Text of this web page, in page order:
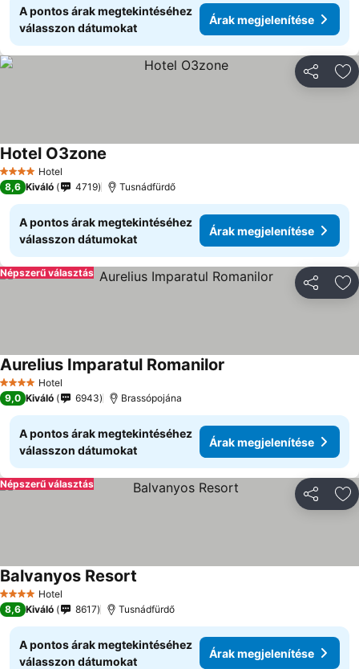
A pontos árak megtekintéséhez
válasszon dátumokat
Árak megjelenítése
4 KategóriaHotel
Hotel O3zone
8,6 Kiváló 4719 Tusnádfürdő
A pontos árak megtekintéséhez
válasszon dátumokat
Árak megjelenítése
Népszerű választás
4 KategóriaHotel
Aurelius Imparatul Romanilor
9,0 Kiváló 6943 Brassópojána
A pontos árak megtekintéséhez
válasszon dátumokat
Árak megjelenítése
Népszerű választás
4 KategóriaHotel
Balvanyos Resort
8,6 Kiváló 8617 Tusnádfürdő
A pontos árak megtekintéséhez
válasszon dátumokat
Árak megjelenítése